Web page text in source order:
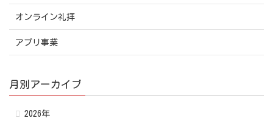
オンライン礼拝
アプリ事業
月別アーカイブ
2026年